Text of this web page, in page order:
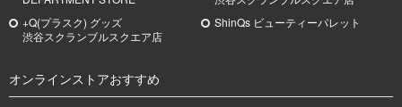
+Q(プラスク) グッズ
渋谷スクランブルスクエア店
ShinQs ビューティーパレット
オンラインストアおすすめ